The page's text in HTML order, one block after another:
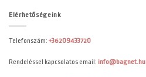
Elérhetőségeink
Telefonszám: +36209433720
Rendeléssel kapcsolatos email: info@bagnet.hu